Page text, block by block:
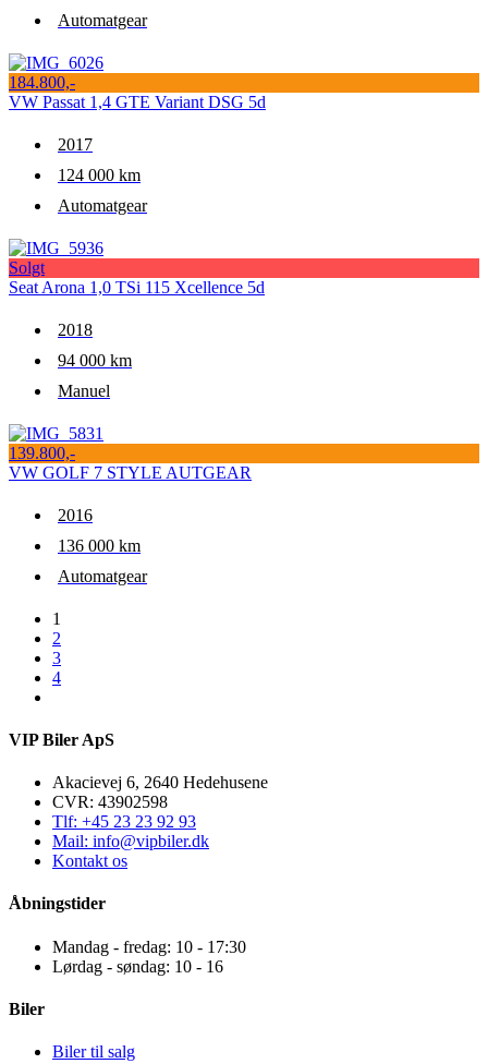
Automatgear
184.800,-
VW Passat 1,4 GTE Variant DSG 5d
2017
124 000 km
Automatgear
Solgt
Seat Arona 1,0 TSi 115 Xcellence 5d
2018
94 000 km
Manuel
139.800,-
VW GOLF 7 STYLE AUTGEAR
2016
136 000 km
Automatgear
1
2
3
4
VIP Biler ApS
Akacievej 6, 2640 Hedehusene
CVR: 43902598
Tlf: +45 23 23 92 93
Mail: info@vipbiler.dk
Kontakt os
Åbningstider
Mandag - fredag: 10 - 17:30
Lørdag - søndag: 10 - 16
Biler
Biler til salg